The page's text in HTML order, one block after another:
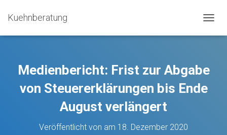
Kuehnberatung
A
A
Medienbericht: Frist zur Abgabe
von Steuererklärungen bis Ende
August verlängert
Veröffentlicht von am 18. Dezember 2020